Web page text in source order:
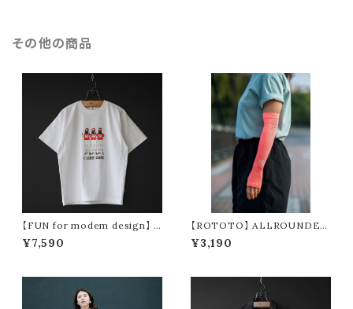
その他の商品
【FUN for modem design】 I
LIKE OCKE tee -usa cotto
n- (white)
¥7,590
【ROTOTO】 ALLROUNDER
¥3,190